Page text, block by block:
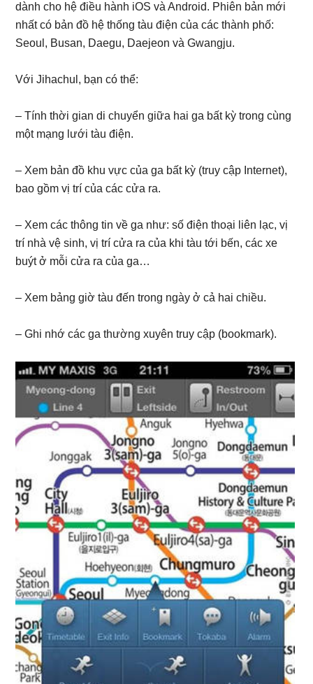
dành cho hệ điều hành iOS và Android. Phiên bản mới
nhất có bản đồ hệ thống tàu điện của các thành phố:
Seoul, Busan, Daegu, Daejeon và Gwangju.
Với Jihachul, bạn có thể:
– Tính thời gian di chuyển giữa hai ga bất kỳ trong cùng
một mạng lưới tàu điện.
– Xem bản đồ khu vực của ga bất kỳ (truy cập Internet),
bao gồm vị trí của các cửa ra.
– Xem các thông tin về ga như: số điện thoại liên lạc, vị
trí nhà vệ sinh, vị trí cửa ra của khi tàu tới bến, các xe
buýt ở mỗi cửa ra của ga…
– Xem bảng giờ tàu đến trong ngày ở cả hai chiều.
– Ghi nhớ các ga thường xuyên truy cập (bookmark).